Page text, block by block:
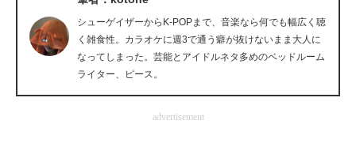
マーケ×ITの今がよく分かる
ITエンジニア向け専門サイト
IT製品の技術・比較・事例
シューゲイザーからK-POPまで、音楽なら何でも幅広く聴
く雑食性。カラオケに週3で通う癖が抜けないまま大人に
なってしまった。芸能とアイドルネタ多めのベッドルーム
ライター、ピース。
advertisement